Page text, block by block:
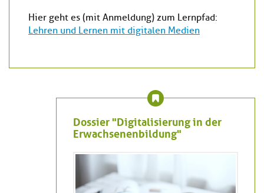
Hier geht es (mit Anmeldung) zum Lernpfad:
Lehren und Lernen mit digitalen Medien
Dossier "Digitalisierung in der
Erwachsenenbildung"